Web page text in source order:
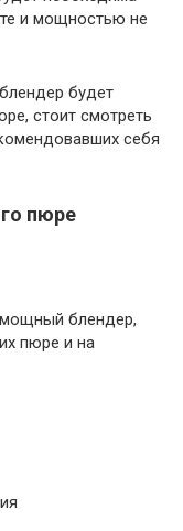
и мощностью не
будет
стоит смотреть
себя
пюре
мощный блендер,
пюре и на